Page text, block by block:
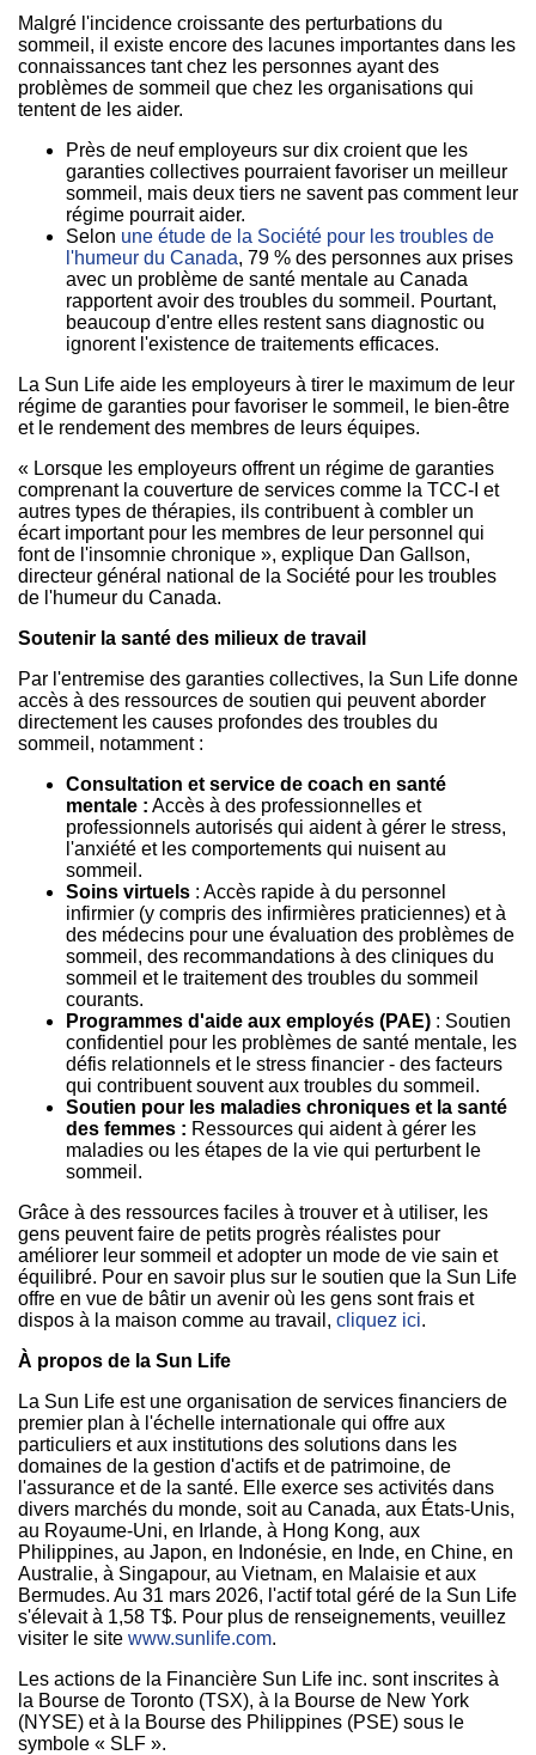
Malgré l'incidence croissante des perturbations du
sommeil, il existe encore des lacunes importantes dans les
connaissances tant chez les personnes ayant des
problèmes de sommeil que chez les organisations qui
tentent de les aider.
Près de neuf employeurs sur dix croient que les
garanties collectives pourraient favoriser un meilleur
sommeil, mais deux tiers ne savent pas comment leur
régime pourrait aider.
Selon une étude de la Société pour les troubles de
l'humeur du Canada, 79 % des personnes aux prises
avec un problème de santé mentale au Canada
rapportent avoir des troubles du sommeil. Pourtant,
beaucoup d'entre elles restent sans diagnostic ou
ignorent l'existence de traitements efficaces.
La Sun Life aide les employeurs à tirer le maximum de leur
régime de garanties pour favoriser le sommeil, le bien-être
et le rendement des membres de leurs équipes.
« Lorsque les employeurs offrent un régime de garanties
comprenant la couverture de services comme la TCC-I et
autres types de thérapies, ils contribuent à combler un
écart important pour les membres de leur personnel qui
font de l'insomnie chronique », explique Dan Gallson,
directeur général national de la Société pour les troubles
de l'humeur du Canada.
Soutenir la santé des milieux de travail
Par l'entremise des garanties collectives, la Sun Life donne
accès à des ressources de soutien qui peuvent aborder
directement les causes profondes des troubles du
sommeil, notamment :
Consultation et service de coach en santé
mentale : Accès à des professionnelles et
professionnels autorisés qui aident à gérer le stress,
l'anxiété et les comportements qui nuisent au
sommeil.
Soins virtuels : Accès rapide à du personnel
infirmier (y compris des infirmières praticiennes) et à
des médecins pour une évaluation des problèmes de
sommeil, des recommandations à des cliniques du
sommeil et le traitement des troubles du sommeil
courants.
Programmes d'aide aux employés (PAE) : Soutien
confidentiel pour les problèmes de santé mentale, les
défis relationnels et le stress financier - des facteurs
qui contribuent souvent aux troubles du sommeil.
Soutien pour les maladies chroniques et la santé
des femmes : Ressources qui aident à gérer les
maladies ou les étapes de la vie qui perturbent le
sommeil.
Grâce à des ressources faciles à trouver et à utiliser, les
gens peuvent faire de petits progrès réalistes pour
améliorer leur sommeil et adopter un mode de vie sain et
équilibré. Pour en savoir plus sur le soutien que la Sun Life
offre en vue de bâtir un avenir où les gens sont frais et
dispos à la maison comme au travail, cliquez ici.
À propos de la Sun Life
La Sun Life est une organisation de services financiers de
premier plan à l'échelle internationale qui offre aux
particuliers et aux institutions des solutions dans les
domaines de la gestion d'actifs et de patrimoine, de
l'assurance et de la santé. Elle exerce ses activités dans
divers marchés du monde, soit au Canada, aux États-Unis,
au Royaume-Uni, en Irlande, à Hong Kong, aux
Philippines, au Japon, en Indonésie, en Inde, en Chine, en
Australie, à Singapour, au Vietnam, en Malaisie et aux
Bermudes. Au 31 mars 2026, l'actif total géré de la Sun Life
s'élevait à 1,58 T$. Pour plus de renseignements, veuillez
visiter le site www.sunlife.com.
Les actions de la Financière Sun Life inc. sont inscrites à
la Bourse de Toronto (TSX), à la Bourse de New York
(NYSE) et à la Bourse des Philippines (PSE) sous le
symbole « SLF ».